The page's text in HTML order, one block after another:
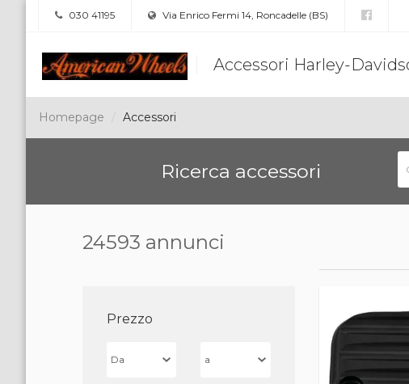
030 41195 Via Enrico Fermi 14, Roncadelle (BS)
Accessori Harley-
Homepage Accessori
Ricerca accessori
24593 annunci
Prezzo